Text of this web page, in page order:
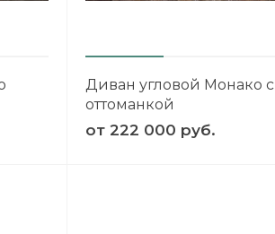
Диван угловой Монако с
оттоманкой
от222 000 руб.